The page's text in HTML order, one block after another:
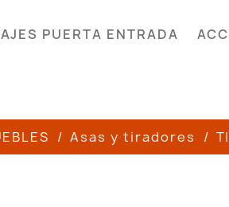
PUERTA ENTRADA
Asas y tiradores